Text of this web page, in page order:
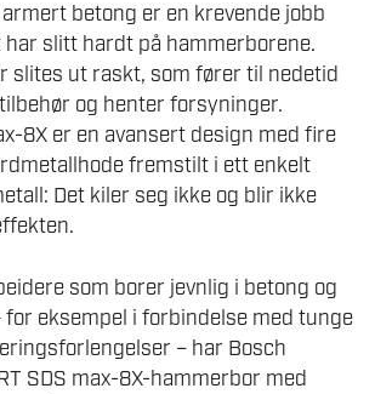
betong er en krevende jobb
slitt hardt på hammerborene.
slites ut raskt, som fører til nedetid
og henter forsyninger.
8X er en avansert design med fire
fremstilt i ett enkelt
Det kiler seg ikke og blir ikke
som borer jevnlig i betong og
eksempel i forbindelse med tunge
– har Bosch
SDS max-8X-hammerbor med